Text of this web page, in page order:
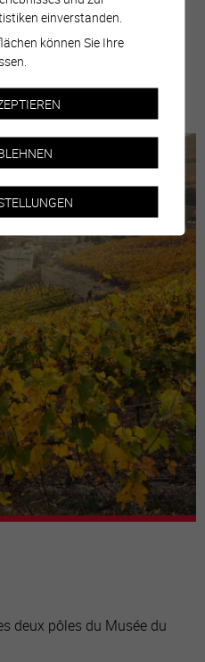
deux pôles du Musée du
einverstanden.
können Sie Ihre